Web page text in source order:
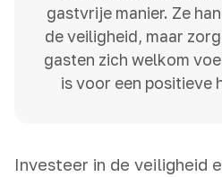
gastvrije manier. Ze
de veiligheid, maar
gasten zich welkom
is voor een positieve
Investeer in de veiligheid